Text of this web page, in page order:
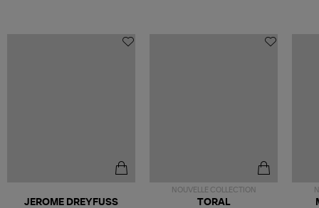
JEROME DREYFUSS
NOUVELLE COLLECTION
TORAL